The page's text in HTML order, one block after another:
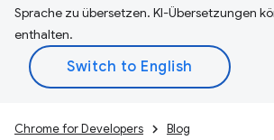
Sprache zu übersetzen. KI-Übersetzungen
enthalten.
Chrome for Developers Blog